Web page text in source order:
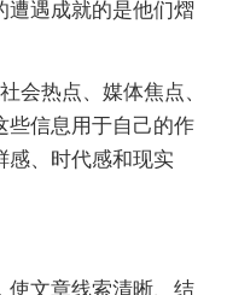
遭遇成就的是他们熠
会热点、媒体焦点、
些信息用于自己的作
感、时代感和现实
使文章线索清晰、结